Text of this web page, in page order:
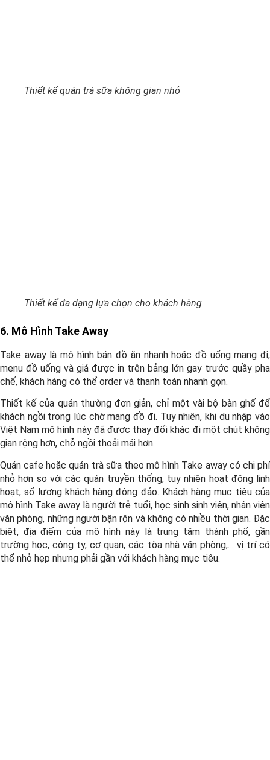
Thiết kế quán trà sữa không gian nhỏ
Thiết kế đa dạng lựa chọn cho khách hàng
6. Mô Hình Take Away
Take away là mô hình bán đồ ăn nhanh hoặc đồ uống mang đi,
menu đồ uống và giá được in trên bảng lớn gay trước quầy pha
chế, khách hàng có thể order và thanh toán nhanh gọn.
Thiết kế của quán thường đơn giản, chỉ một vài bộ bàn ghế để
khách ngồi trong lúc chờ mang đồ đi. Tuy nhiên, khi du nhập vào
Việt Nam mô hình này đã được thay đổi khác đi một chút không
gian rộng hơn, chỗ ngồi thoải mái hơn.
Quán cafe hoặc quán trà sữa theo mô hình Take away có chi phí
nhỏ hơn so với các quán truyền thống, tuy nhiên hoạt động linh
hoạt, số lượng khách hàng đông đảo. Khách hàng mục tiêu của
mô hình Take away là người trẻ tuổi, học sinh sinh viên, nhân viên
văn phòng, những người bận rộn và không có nhiều thời gian. Đặc
biệt, địa điểm của mô hình này là trung tâm thành phố, gần
trường học, công ty, cơ quan, các tòa nhà văn phòng,… vị trí có
thể nhỏ hẹp nhưng phải gần với khách hàng mục tiêu.